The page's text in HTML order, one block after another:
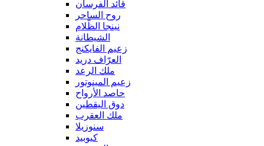
قائد الفرسان
روح الساحر
نينجا الظّلام
الشيطانة
زعيم الفايكنج
العرّاف دريد
ملك الرعد
زعيم المينوتور
حاصد الأرواح
دوق اليقطين
ملك العقرب
سنوزيلا
كيوبيد